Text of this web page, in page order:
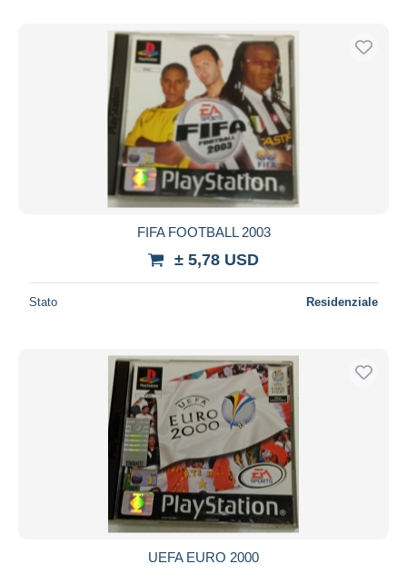
FIFA FOOTBALL 2003
± 5,78 USD
Stato Residenziale
UEFA EURO 2000